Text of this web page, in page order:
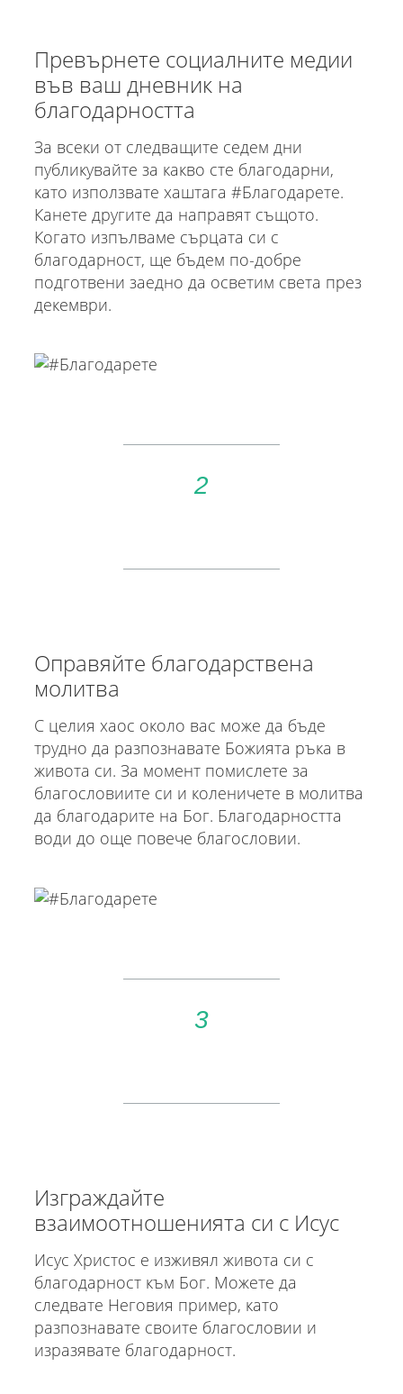
Превърнете социалните медии
във ваш дневник на
благодарността
За всеки от следващите седем дни
публикувайте за какво сте благодарни,
като използвате хаштага #Благодарете.
Канете другите да направят същото.
Когато изпълваме сърцата си с
благодарност, ще бъдем по-добре
подготвени заедно да осветим света през
декември.
2
Оправяйте благодарствена
молитва
С целия хаос около вас може да бъде
трудно да разпознавате Божията ръка в
живота си. За момент помислете за
благословиите си и коленичете в молитва
да благодарите на Бог. Благодарността
води до още повече благословии.
3
Изграждайте
взаимоотношенията си с Исус
Исус Христос е изживял живота си с
благодарност към Бог. Можете да
следвате Неговия пример, като
разпознавате своите благословии и
изразявате благодарност.